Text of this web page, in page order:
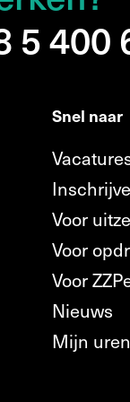
5 400
Snel naar
Voor
Voor
Voor
Nieuws
Mijn uren